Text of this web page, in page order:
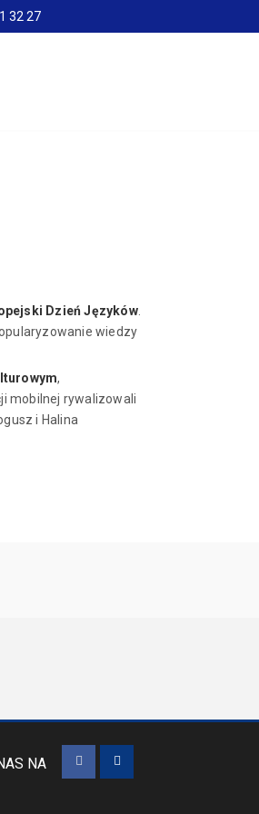
32 27
Dzień Języków.
wiedzy
,
mobilnej rywalizowali
i Halina
NA